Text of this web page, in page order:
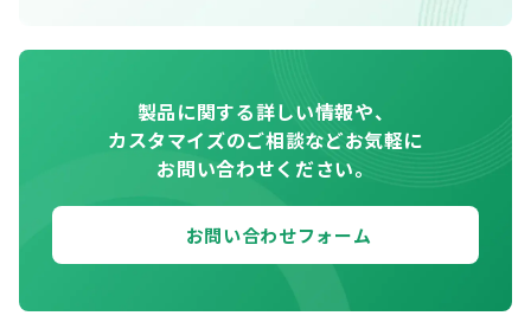
製品に関する詳しい情報や、
カスタマイズのご相談などお気軽に
お問い合わせください。
お問い合わせフォーム